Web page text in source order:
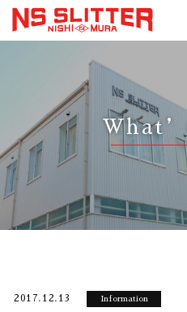
2017.12.13 Information